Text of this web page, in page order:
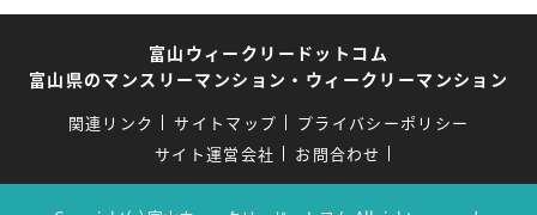
富山ウィークリードットコム
富山県のマンスリーマンション・ウィークリーマンション
関連リンク サイトマップ
プライバシーポリシー
サイト運営会社
お問合わせ